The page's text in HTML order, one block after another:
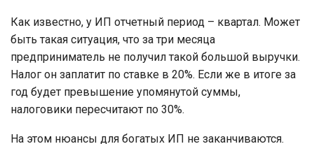
Как известно, у ИП отчетный период – квартал. Может
быть такая ситуация, что за три месяца
предприниматель не получил такой большой выручки.
Налог он заплатит по ставке в 20%. Если же в итоге за
год будет превышение упомянутой суммы,
налоговики пересчитают по 30%.
На этом нюансы для богатых ИП не заканчиваются.